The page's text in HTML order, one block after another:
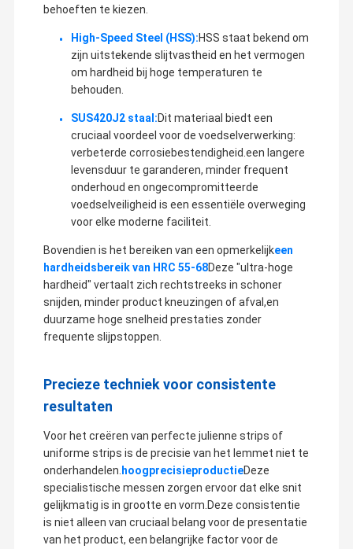
behoeften te kiezen.
High-Speed Steel (HSS):HSS staat bekend om
zijn uitstekende slijtvastheid en het vermogen
om hardheid bij hoge temperaturen te
behouden.
SUS420J2 staal:Dit materiaal biedt een
cruciaal voordeel voor de voedselverwerking:
verbeterde corrosiebestendigheid.een langere
levensduur te garanderen, minder frequent
onderhoud en ongecompromitteerde
voedselveiligheid is een essentiële overweging
voor elke moderne faciliteit.
Bovendien is het bereiken van een opmerkelijkeen
hardheidsbereik van HRC 55-68Deze "ultra-hoge
hardheid" vertaalt zich rechtstreeks in schoner
snijden, minder product kneuzingen of afval,en
duurzame hoge snelheid prestaties zonder
frequente slijpstoppen.
Precieze techniek voor consistente
resultaten
Voor het creëren van perfecte julienne strips of
uniforme strips is de precisie van het lemmet niet te
onderhandelen. hoogprecisieproductieDeze
specialistische messen zorgen ervoor dat elke snit
gelijkmatig is in grootte en vorm.Deze consistentie
is niet alleen van cruciaal belang voor de presentatie
van het product, een belangrijke factor voor de